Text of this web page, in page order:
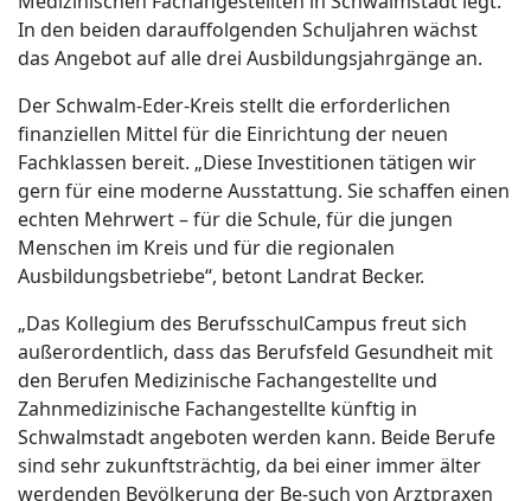
In den beiden darauffolgenden Schuljahren wächst
das Angebot auf alle drei Ausbildungsjahrgänge an.
Der Schwalm-Eder-Kreis stellt die erforderlichen
finanziellen Mittel für die Einrichtung der neuen
Fachklassen bereit. „Diese Investitionen tätigen wir
gern für eine moderne Ausstattung. Sie schaffen einen
echten Mehrwert – für die Schule, für die jungen
Menschen im Kreis und für die regionalen
Ausbildungsbetriebe“, betont Landrat Becker.
„Das Kollegium des BerufsschulCampus freut sich
außerordentlich, dass das Berufsfeld Gesundheit mit
den Berufen Medizinische Fachangestellte und
Zahnmedizinische Fachangestellte künftig in
Schwalmstadt angeboten werden kann. Beide Berufe
sind sehr zukunftsträchtig, da bei einer immer älter
werdenden Bevölkerung der Be-such von Arztpraxen